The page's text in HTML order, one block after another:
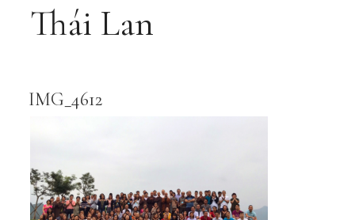
Thái Lan
IMG_4612